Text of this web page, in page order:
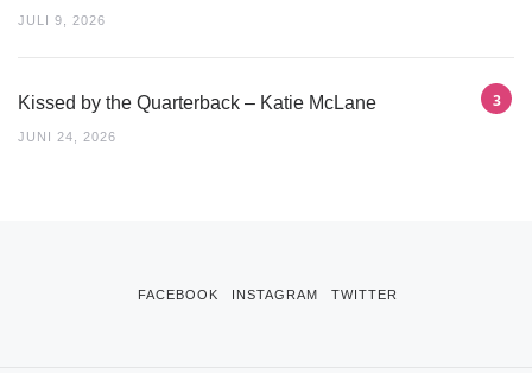
JULI 9, 2026
Kissed by the Quarterback – Katie McLane
JUNI 24, 2026
FACEBOOK INSTAGRAM TWITTER